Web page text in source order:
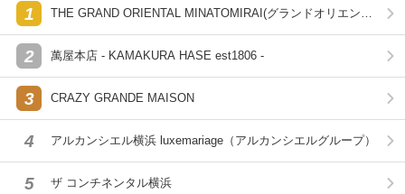
1
THE GRAND ORIENTAL MINATOMIRAI(グランドオリエンタ
2 萬屋本店 - KAMAKURA HASE est1806 -
3 CRAZY GRANDE MAISON
4 アルカンシエル横浜 luxemariage（アルカンシエルグループ）
5 ザ コンチネンタル横浜